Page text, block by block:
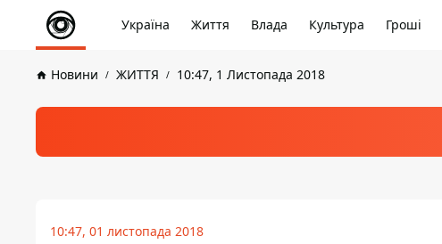
Україна Життя Влада Культура Гроші
Новини ЖИТТЯ 10:47, 1 Листопада 2018
10:47, 01 листопада 2018